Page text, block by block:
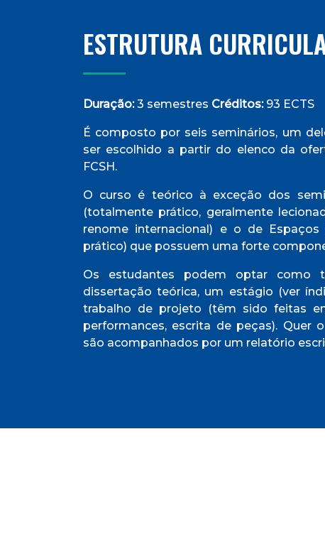
ESTRUTURA
Duração:3 semestres Créditos:93 ECTS
É composto por seis seminários, um
ser escolhido a partir do elenco da
FCSH.
O curso é teórico à exceção dos
(totalmente prático, geralmente
renome internacional) e o de
prático) que possuem uma forte
Os estudantes podem optar como
dissertação teórica, um estágio (ver
trabalho de projeto (têm sido feitas
performances, escrita de peças). Quer
são acompanhados por um relatório